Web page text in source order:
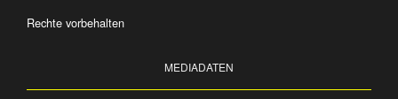
Rechte vorbehalten
MEDIADATEN